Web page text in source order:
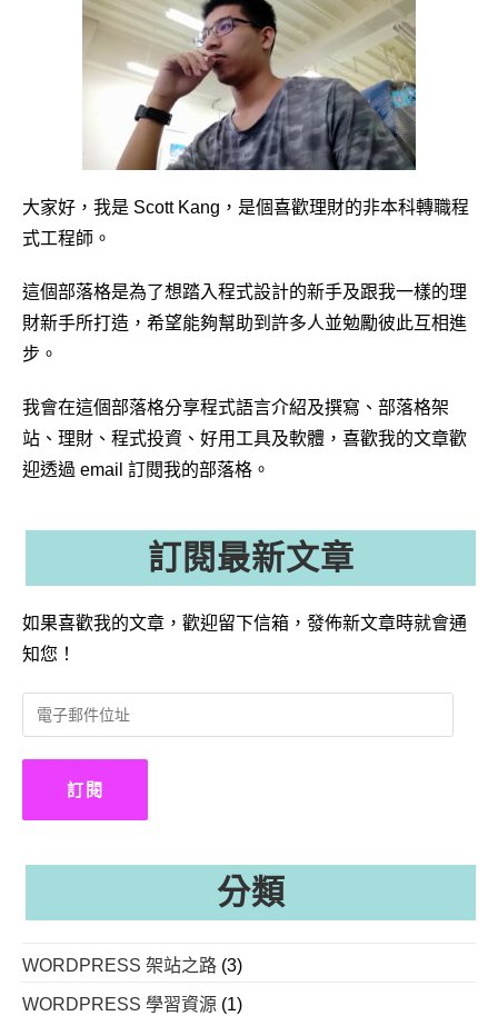
大家好，我是 Scott Kang，是個喜歡理財的非本科轉職程
式工程師。
這個部落格是為了想踏入程式設計的新手及跟我一樣的理
財新手所打造，希望能夠幫助到許多人並勉勵彼此互相進
步。
我會在這個部落格分享程式語言介紹及撰寫、部落格架
站、理財、程式投資、好用工具及軟體，喜歡我的文章歡
迎透過 email 訂閱我的部落格。
訂閱最新文章
如果喜歡我的文章，歡迎留下信箱，發佈新文章時就會通
知您！
子
郵
位
訂閱
分類
WORDPRESS 架站之路 (3)
WORDPRESS 學習資源 (1)